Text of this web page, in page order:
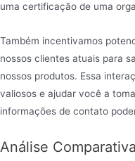
uma certificação de uma
Também incentivamos
nossos clientes atuais para
nossos produtos. Essa
valiosos e ajudar você a
informações de contato
Análise Comparativa